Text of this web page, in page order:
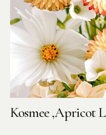
Kosmee ‚Apricot